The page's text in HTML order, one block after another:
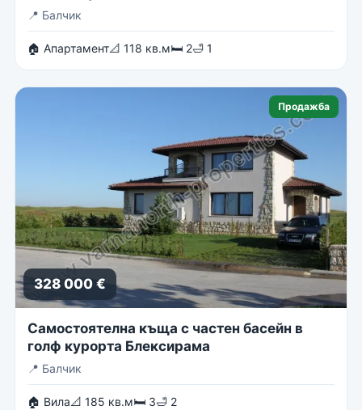
📍 Балчик
🏠 Апартамент📐 118 кв.м🛏 2🛁 1
Продажба
328 000 €
Самостоятелна къща с частен басейн в
голф курорта Блексирама
📍 Балчик
🏠 Вила📐 185 кв.м🛏 3🛁 2